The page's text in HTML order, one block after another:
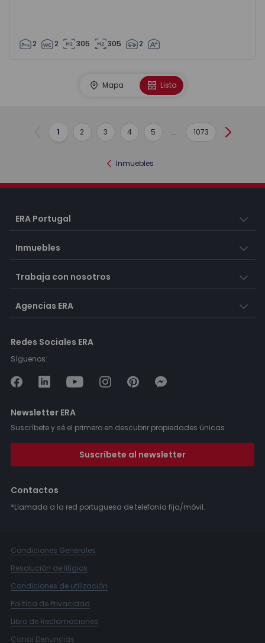
2 2 305 305 2
Mapa Lista
Anterior
1 2 3 4 5 ... 1073
Inmuebles
ERA Portugal
Inmuebles
Trabaja con nosotros
Agencias ERA
Redes Sociales ERA
Síguenos:
Newsletter ERA
Suscríbete y sé el primero en descubrir propiedades únicas.
Suscríbete al newsletter
Contactos
*Llamada a la red portuguesa de telefonía fija/móvil.
Condiciones Generales
Resolución de litigios
Condiciones de utilización
Política de Privacidad
Libro de Reclamaciones
Canal Denuncias